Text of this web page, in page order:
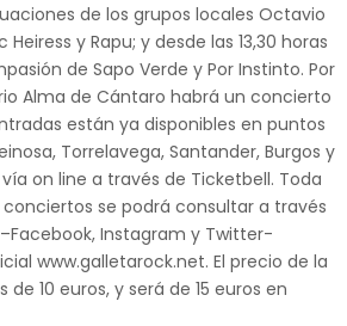
de los grupos locales Octavio
Heiress y Rapu; y desde las 13,30 horas
de Sapo Verde y Por Instinto. Por
Alma de Cántaro habrá un concierto
están ya disponibles en puntos
Torrelavega, Santander, Burgos y
on line a través de Ticketbell. Toda
se podrá consultar a través
Instagram y Twitter-
www.galletarock.net. El precio de la
10 euros, y será de 15 euros en